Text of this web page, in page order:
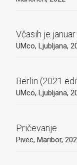
Včasih je
UMco, Ljubljana,
Berlin (2021
UMco, Ljubljana,
Pričevanje
Pivec, Maribor,